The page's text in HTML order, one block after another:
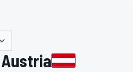
Austria